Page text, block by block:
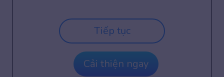
Tiếp tục
Cải thiện ngay